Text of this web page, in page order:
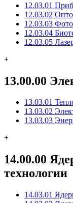
12.03.01
12.03.02
12.03.03
12.03.04
12.03.05
+
13.00.00
13.03.01
13.03.02
13.03.03
+
14.00.00
технологии
14.03.01